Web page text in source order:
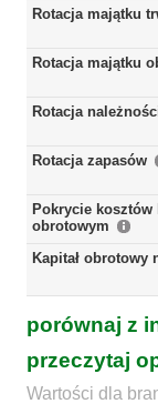
Rotacja majątku
Rotacja majątku
Rotacja
Rotacja zapasów
Pokrycie kosztów
obrotowym
Kapitał obrotowy
porównaj z
przeczytaj
Wartości dla